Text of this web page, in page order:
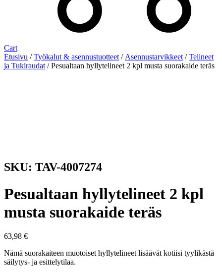
Cart
Etusivu /Työkalut & asennustuotteet / Asennustarvikkeet /Telineet
ja Tukiraudat / Pesualtaan hyllytelineet 2 kpl musta suorakaide teräs
SKU: TAV-4007274
Pesualtaan hyllytelineet 2 kpl
musta suorakaide teräs
63,98 €
Nämä suorakaiteen muotoiset hyllytelineet lisäävät kotiisi tyylikästä
säilytys- ja esittelytilaa.